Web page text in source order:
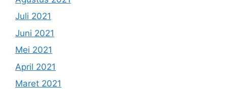
Juli 2021
Juni 2021
Mei 2021
April 2021
Maret 2021